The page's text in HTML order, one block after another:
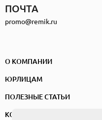
ПОЧТА
promo@remik.ru
О КОМПАНИИ
ЮРЛИЦАМ
ПОЛЕЗНЫЕ СТАТЬИ
КОНТАКТЫ